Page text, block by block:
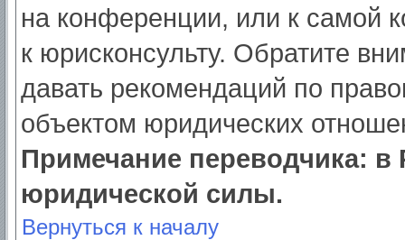
на конференции, или к самой
к юрисконсульту. Обратите
давать рекомендаций по
объектом юридических
Примечание переводчика: в
юридической силы.
Вернуться к началу